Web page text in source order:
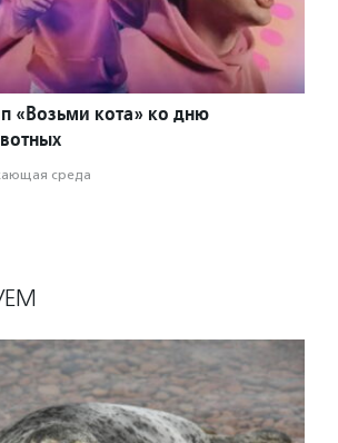
«Возьми кота» ко дню
среда